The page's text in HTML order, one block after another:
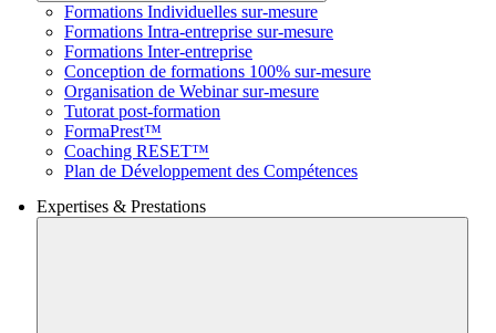
Formations Individuelles sur-mesure
Formations Intra-entreprise sur-mesure
Formations Inter-entreprise
Conception de formations 100% sur-mesure
Organisation de Webinar sur-mesure
Tutorat post-formation
FormaPrest™
Coaching RESET™
Plan de Développement des Compétences
Expertises & Prestations